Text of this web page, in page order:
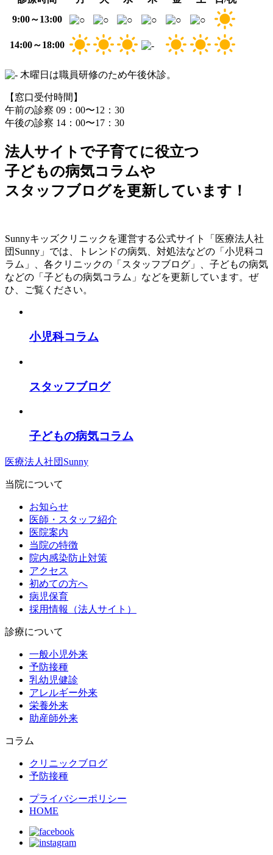
9:00～13:00
14:00～18:00
木曜日は職員研修のため午後休診。
【窓口受付時間】
午前の診察 09：00〜12：30
午後の診察 14：00〜17：30
法人サイトで子育てに役立つ
子どもの病気コラムや
スタッフブログを更新しています！
Sunnyキッズクリニックを運営する公式サイト「医療法人社
団Sunny」では、トレンドの病気、対処法などの「小児科コ
ラム」、各クリニックの「スタッフブログ」、子どもの病気
などの「子どもの病気コラム」などを更新しています。ぜ
ひ、ご覧ください。
小児科コラム
スタッフブログ
子どもの病気コラム
医療法人社団Sunny
当院について
お知らせ
医師・スタッフ紹介
医院案内
当院の特徴
院内感染防止対策
アクセス
初めての方へ
病児保育
採用情報（法人サイト）
診療について
一般小児外来
予防接種
乳幼児健診
アレルギー外来
栄養外来
助産師外来
コラム
クリニックブログ
予防接種
プライバシーポリシー
HOME